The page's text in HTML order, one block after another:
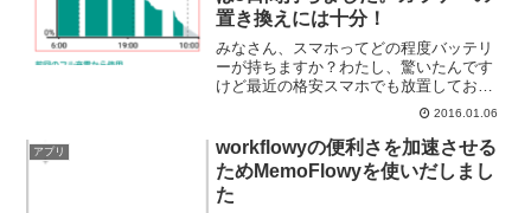
置き換えには十分！
みなさん、スマホってどの程度バッテリ
ーが持ちますか？わたし、驚いたんです
けど最近の格安スマホでも放置しておけ
ばとってもバッテリーが持つんですね。
技術の進歩とはすごい！！今回はこのあ
たりをまとめてみます。Priori3は放置な
ら6日は持つこれ...
2016.01.06
アプリ
workflowyの便利さを加速させる
ためMemoFlowyを使いだしまし
た